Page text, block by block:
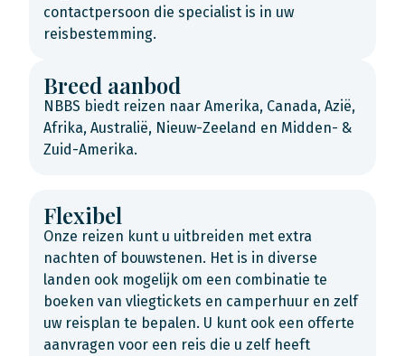
contactpersoon die specialist is in uw
reisbestemming.
Breed aanbod
NBBS biedt reizen naar Amerika, Canada, Azië,
Afrika, Australië, Nieuw-Zeeland en Midden- &
Zuid-Amerika.
Flexibel
Onze reizen kunt u uitbreiden met extra
nachten of bouwstenen. Het is in diverse
landen ook mogelijk om een combinatie te
boeken van vliegtickets en camperhuur en zelf
uw reisplan te bepalen. U kunt ook een offerte
aanvragen voor een reis die u zelf heeft